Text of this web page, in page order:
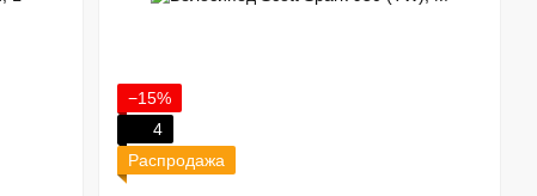
−15%
4
Распродажа